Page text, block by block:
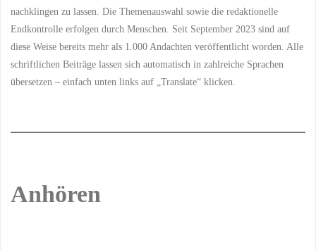
nachklingen zu lassen. Die Themenauswahl sowie die redaktionelle
Endkontrolle erfolgen durch Menschen. Seit September 2023 sind auf
diese Weise bereits mehr als 1.000 Andachten veröffentlicht worden. Alle
schriftlichen Beiträge lassen sich automatisch in zahlreiche Sprachen
übersetzen – einfach unten links auf „Translate“ klicken.
Anhören